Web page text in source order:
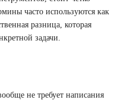
часто используются как
разница, которая
задачи.
не требует написания